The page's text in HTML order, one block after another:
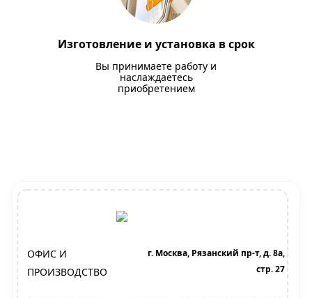
Изготовление и установка в срок
Вы принимаете работу и
наслаждаетесь
приобретением
ОФИС И
ПРОИЗВОДСТВО
г. Москва, Рязанский пр-т, д. 8а,
стр. 27